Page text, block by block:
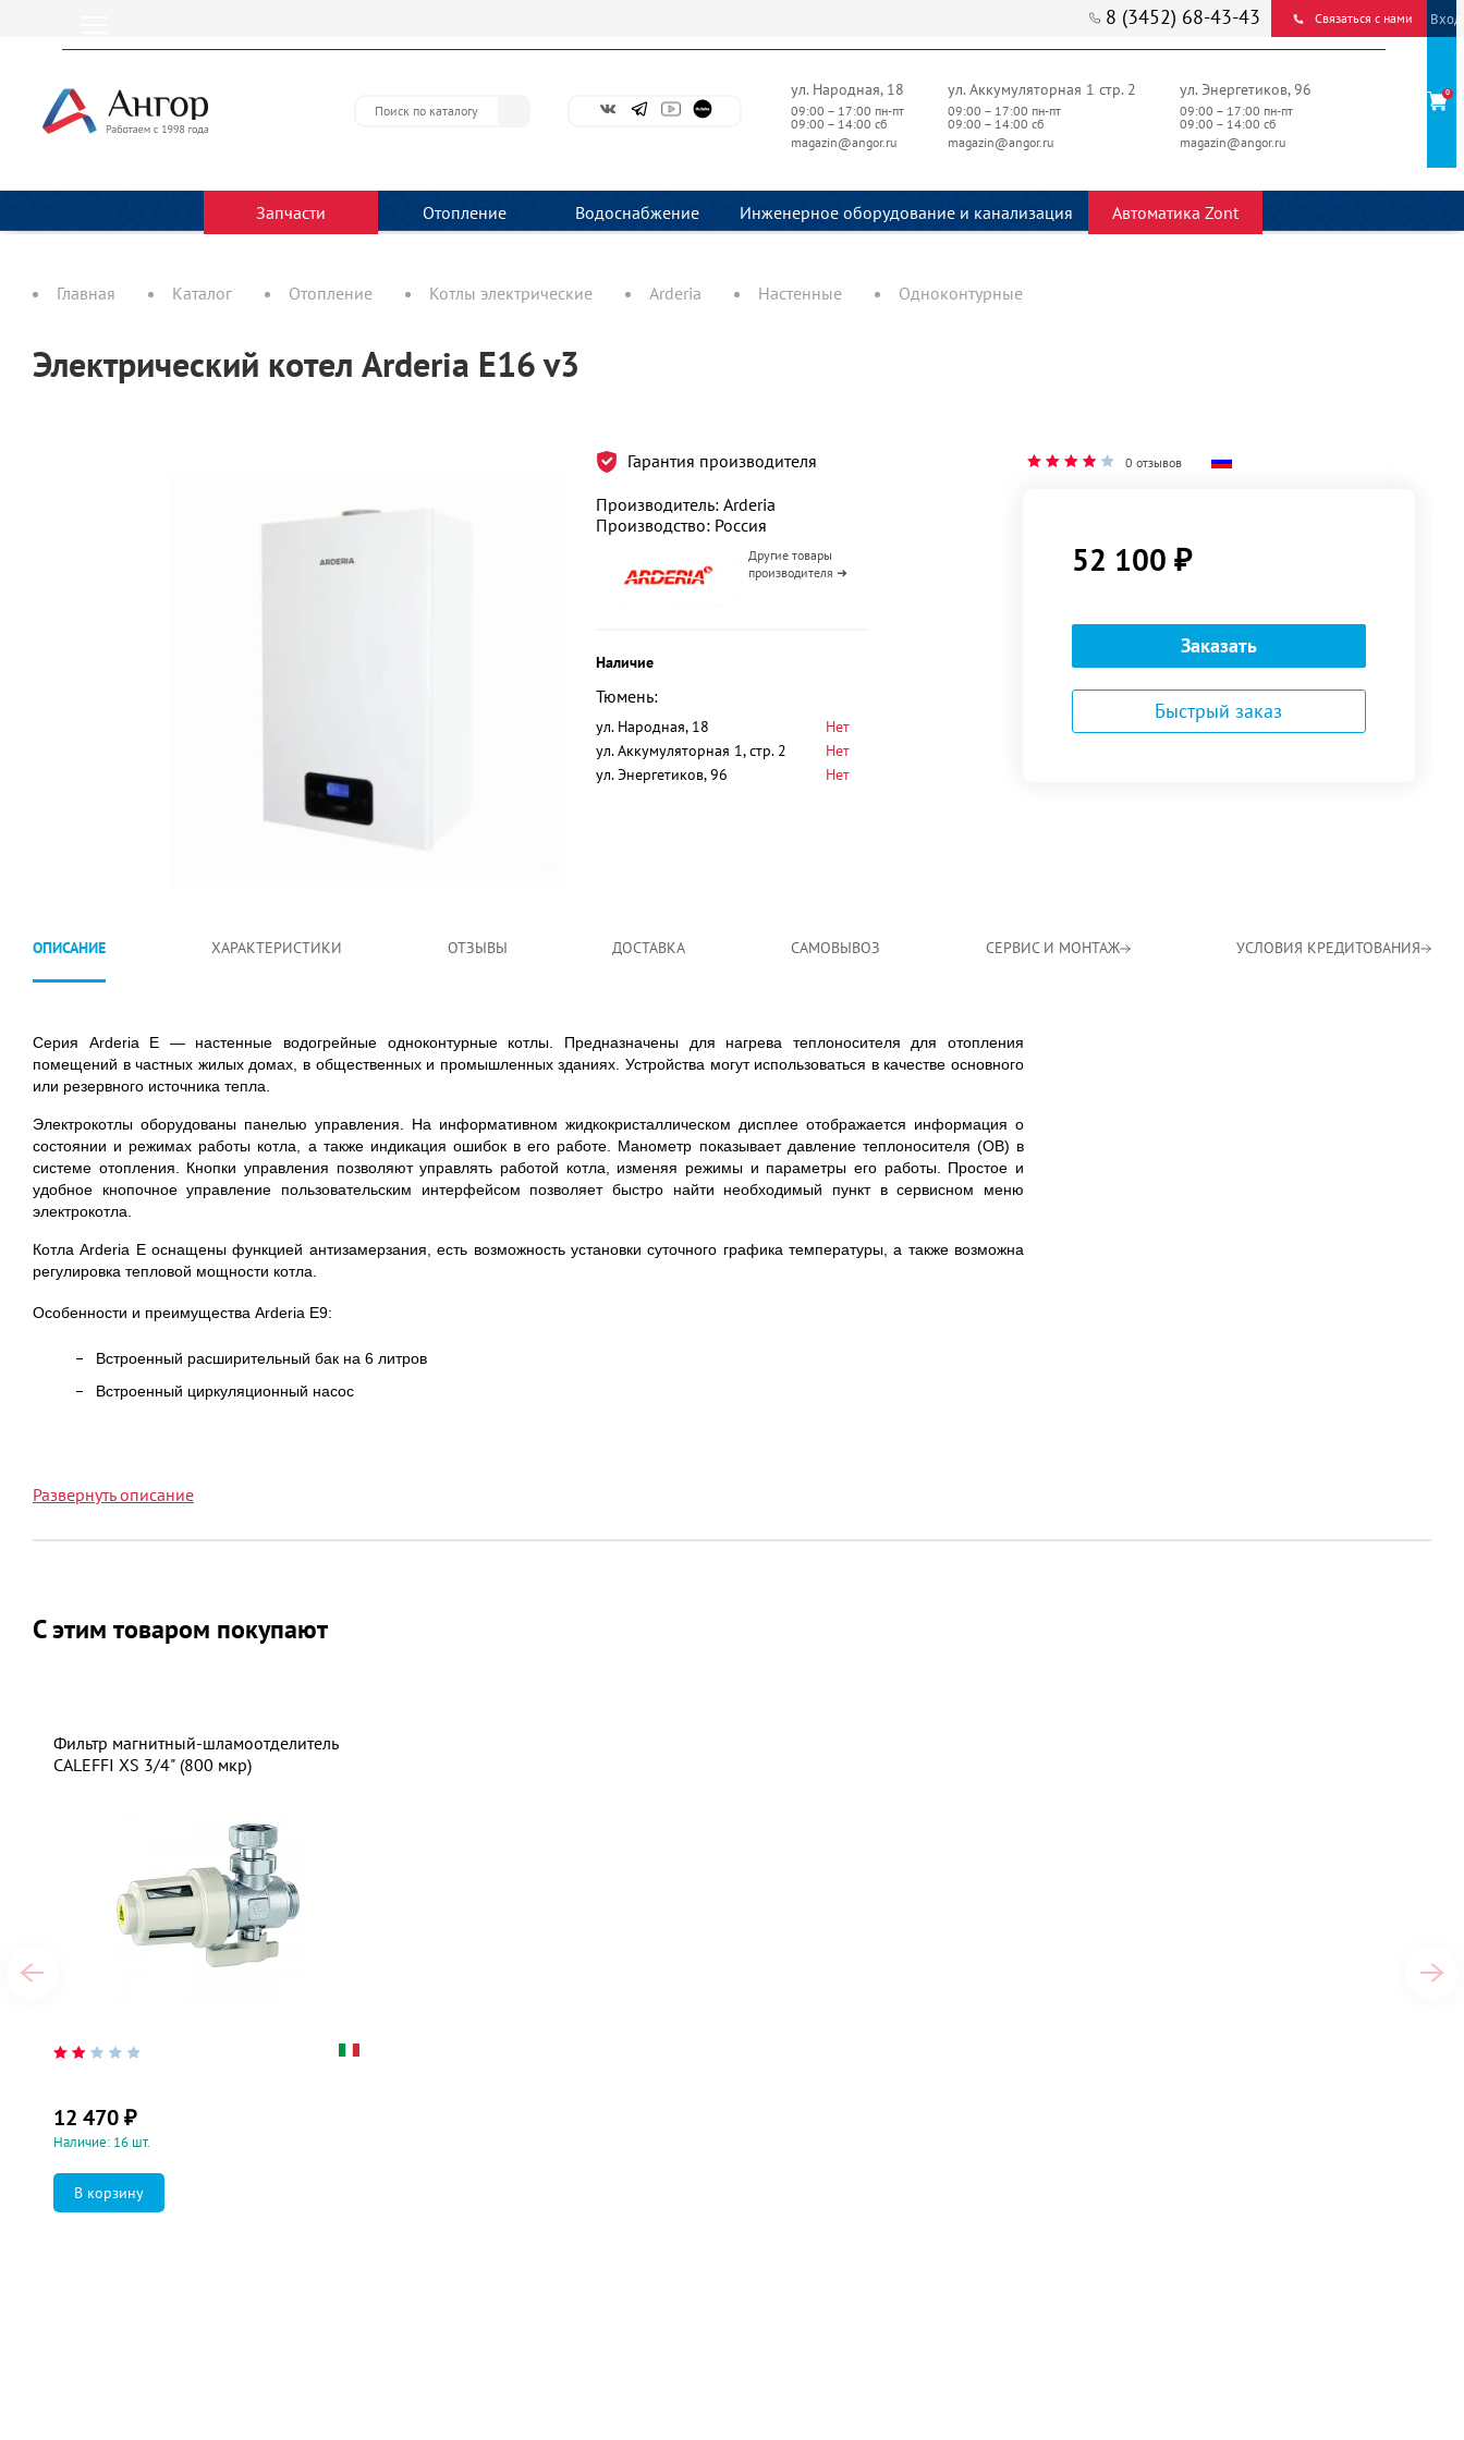
8 (3452) 68-43-43 Связаться с нами
ул. Народная, 18
09:00 – 17:00 пн-пт
09:00 – 14:00 сб
magazin@angor.ru
ул. Аккумуляторная 1 стр. 2
09:00 – 17:00 пн-пт
09:00 – 14:00 сб
magazin@angor.ru
ул. Энергетиков, 96
09:00 – 17:00 пн-пт
09:00 – 14:00 сб
magazin@angor.ru
Запчасти Отопление Водоснабжение Инженерное оборудование и канализация Автоматика Zont
Вход
0
Главная Каталог Отопление Котлы электрические Arderia Настенные Одноконтурные
Электрический котел Arderia E16 v3
Гарантия производителя
Производитель: Arderia
Производство: Россия
Другие товары
производителя ➜
Наличие
Тюмень:
ул. Народная, 18
Нет
ул. Аккумуляторная 1, стр. 2
Нет
ул. Энергетиков, 96
Нет
0 отзывов
52 100 ₽
Заказать
Быстрый заказ
ОПИСАНИЕ ХАРАКТЕРИСТИКИ ОТЗЫВЫ ДОСТАВКА САМОВЫВОЗ СЕРВИС И МОНТАЖ УСЛОВИЯ КРЕДИТОВАНИЯ
Серия Arderia E — настенные водогрейные одноконтурные котлы. Предназначены для нагрева теплоносителя для отопления
помещений в частных жилых домах, в общественных и промышленных зданиях. Устройства могут использоваться в качестве основного
или резервного источника тепла.
Электрокотлы оборудованы панелью управления. На информативном жидкокристаллическом дисплее отображается информация о
состоянии и режимах работы котла, а также индикация ошибок в его работе. Манометр показывает давление теплоносителя (ОВ) в
системе отопления. Кнопки управления позволяют управлять работой котла, изменяя режимы и параметры его работы. Простое и
удобное кнопочное управление пользовательским интерфейсом позволяет быстро найти необходимый пункт в сервисном меню
электрокотла.
Котла Arderia E оснащены функцией антизамерзания, есть возможность установки суточного графика температуры, а также возможна
регулировка тепловой мощности котла.
Особенности и преимущества Arderia E9:
Встроенный расширительный бак на 6 литров
Встроенный циркуляционный насос
Теплообменник из нержавеющей стали
Развернуть описание
С этим товаром покупают
Фильтр магнитный-шламоотделитель
CALEFFI XS 3/4" (800 мкр)
12 470₽
Наличие: 16 шт.